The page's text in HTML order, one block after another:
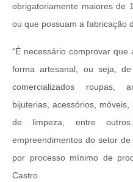
obrigatoriamente maiores de
ou que possuam a fabricação
“É necessário comprovar
forma artesanal, ou seja,
comercializados roupas,
bijuterias, acessórios,
de limpeza, entre
empreendimentos do setor
por processo mínimo de
Castro.